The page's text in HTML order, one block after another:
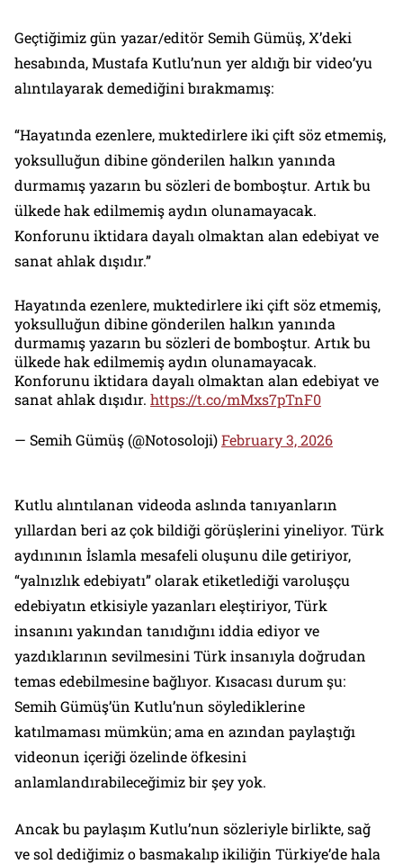
Geçtiğimiz gün yazar/editör Semih Gümüş, X’deki
hesabında, Mustafa Kutlu’nun yer aldığı bir video’yu
alıntılayarak demediğini bırakmamış:
“Hayatında ezenlere, muktedirlere iki çift söz etmemiş,
yoksulluğun dibine gönderilen halkın yanında
durmamış yazarın bu sözleri de bomboştur. Artık bu
ülkede hak edilmemiş aydın olunamayacak.
Konforunu iktidara dayalı olmaktan alan edebiyat ve
sanat ahlak dışıdır.”
Hayatında ezenlere, muktedirlere iki çift söz etmemiş,
yoksulluğun dibine gönderilen halkın yanında
durmamış yazarın bu sözleri de bomboştur. Artık bu
ülkede hak edilmemiş aydın olunamayacak.
Konforunu iktidara dayalı olmaktan alan edebiyat ve
sanat ahlak dışıdır. https://t.co/mMxs7pTnF0
— Semih Gümüş (@Notosoloji)February 3, 2026
Kutlu alıntılanan videoda aslında tanıyanların
yıllardan beri az çok bildiği görüşlerini yineliyor. Türk
aydınının İslamla mesafeli oluşunu dile getiriyor,
“yalnızlık edebiyatı” olarak etiketlediği varoluşçu
edebiyatın etkisiyle yazanları eleştiriyor, Türk
insanını yakından tanıdığını iddia ediyor ve
yazdıklarının sevilmesini Türk insanıyla doğrudan
temas edebilmesine bağlıyor. Kısacası durum şu:
Semih Gümüş’ün Kutlu’nun söylediklerine
katılmaması mümkün; ama en azından paylaştığı
videonun içeriği özelinde öfkesini
anlamlandırabileceğimiz bir şey yok.
Ancak bu paylaşım Kutlu’nun sözleriyle birlikte, sağ
ve sol dediğimiz o basmakalıp ikiliğin Türkiye’de hala